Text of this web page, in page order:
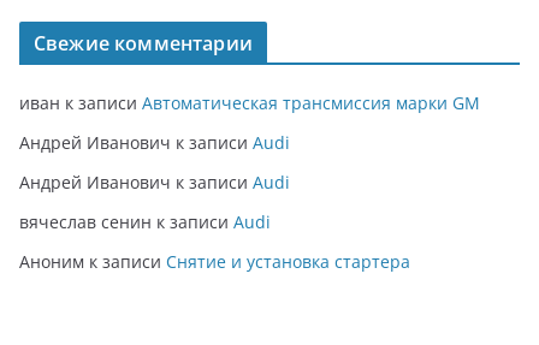
Свежие комментарии
иван к записи Автоматическая трансмиссия марки GM
Андрей Иванович к записи Audi
Андрей Иванович к записи Audi
вячеслав сенин к записи Audi
Аноним к записи Снятие и установка стартера